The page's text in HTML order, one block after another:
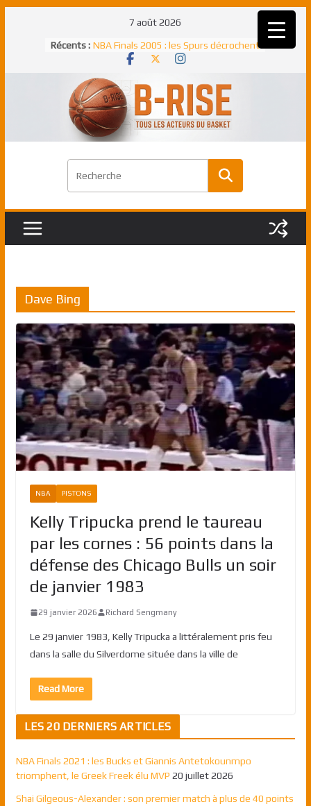
7 août 2026
Récents : NBA Finals 2005 : les Spurs décrochent
un troisième titre NBA, la rude bataille
NBA Finals 2021 : les Bucks et Giannis
Antetokounmpo triomphent, le Greek
Freek élu MVP
Shai Gilgeous-Alexander : son premier
match à plus de 40 points en NBA, le
Pau Gasol dans l’histoire en 2002 :
premier européen sacré Rookie de
Rudy Gobert, deuxième Français élu
Dave Bing
NBA PISTONS
Kelly Tripucka prend le taureau
par les cornes : 56 points dans la
défense des Chicago Bulls un soir
de janvier 1983
29 janvier 2026 Richard Sengmany
Le 29 janvier 1983, Kelly Tripucka a littéralement pris feu
dans la salle du Silverdome située dans la ville de
Read More
LES 20 DERNIERS ARTICLES
NBA Finals 2021 : les Bucks et Giannis Antetokounmpo
triomphent, le Greek Freek élu MVP 20 juillet 2026
Shai Gilgeous-Alexander : son premier match à plus de 40 points